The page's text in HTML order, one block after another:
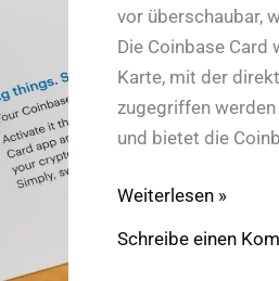
vor überschaubar,
Die Coinbase Card
Karte, mit der
zugegriffen
und bietet die
Coinbase
Weiterlesen »
Schreibe einen